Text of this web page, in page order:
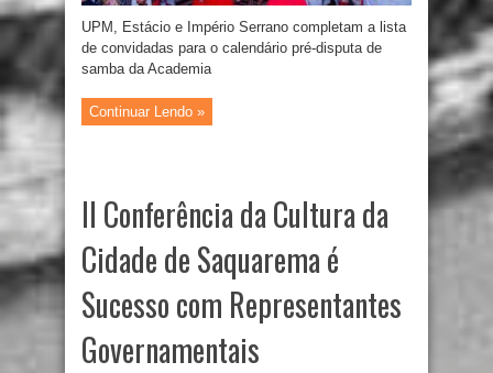
UPM, Estácio e Império Serrano completam a lista
de convidadas para o calendário pré-disputa de
samba da Academia
Continuar Lendo »
II Conferência da Cultura da
Cidade de Saquarema é
Sucesso com Representantes
Governamentais